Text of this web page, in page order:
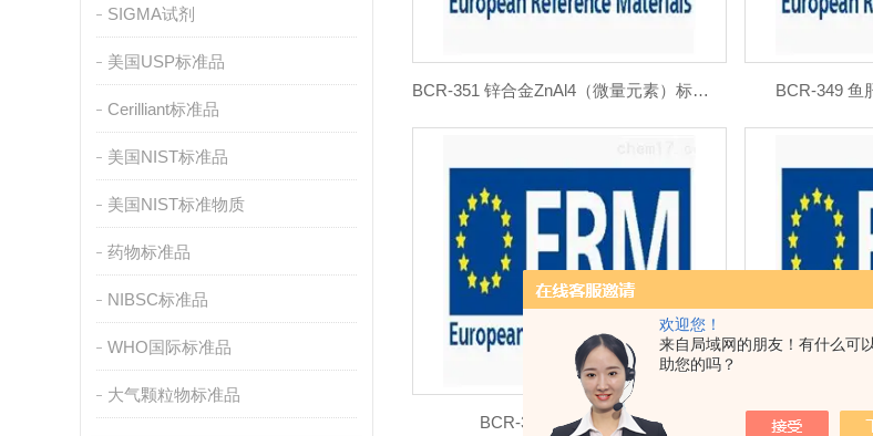
欢迎您！
来自局域网的朋友！有什么可
助您的吗？
SIGMA试剂
美国USP标准品
Cerilliant标准品
美国NIST标准品
美国NIST标准物质
药物标准品
NIBSC标准品
WHO国际标准品
大气颗粒物标准品
BCR-351 锌合金ZnAl4（微量元素）标准品 BCR-349 鱼
BCR-342 苯并芴标准品 BCR-341 苯并